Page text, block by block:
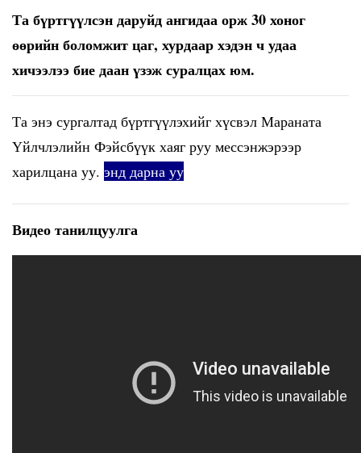
Та бүртгүүлсэн даруйд ангидаа орж 30 хоног
өөрийн боломжит цаг, хурдаар хэдэн ч удаа
хичээлээ бие даан үзэж суралцах юм.
Та энэ сургалтад бүртгүүлэхийг хүсвэл Мараната
Үйлчлэлийн Фэйсбүүк хаяг руу мессэнжэрээр
харилцана уу. энд дарна уу
Видео танилцуулга